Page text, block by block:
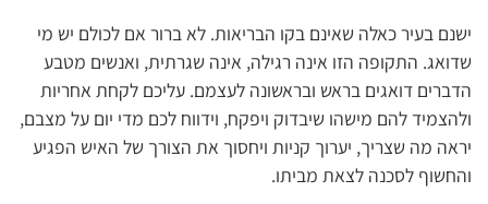
ישנם בעיר כאלה שאינם בקו הבריאות. לא ברור אם לכולם יש מי
שדואג. התקופה הזו אינה רגילה, אינה שגרתית, ואנשים מטבע
הדברים דואגים בראש ובראשונה לעצמם. עליכם לקחת אחריות
ולהצמיד להם מישהו שיבדוק ויפקח, וידווח לכם מדי יום על מצבם,
יראה מה שצריך, יערוך קניות ויחסוך את הצורך של האיש הפגיע
והחשוף לסכנה לצאת מביתו.